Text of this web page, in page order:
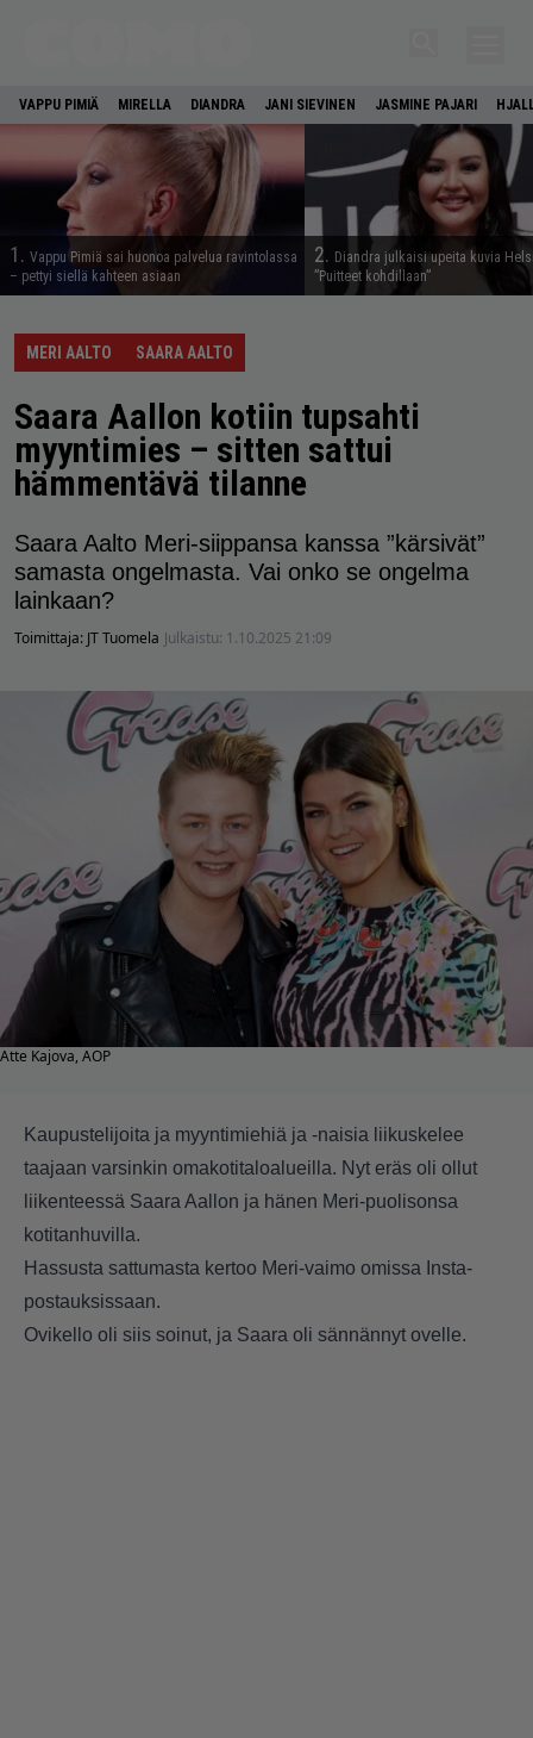
VAPPU PIMIÄ MIRELLA DIANDRA JANI SIEVINEN JASMINE PAJARI
1. Vappu Pimiä sai huonoa palvelua ravintolassa
– pettyi siellä kahteen asiaan
2. Diandra julkaisi upeita kuvia
”Puitteet kohdillaan”
MERI AALTO SAARA AALTO
Saara Aallon kotiin tupsahti
myyntimies – sitten sattui
hämmentävä tilanne
Saara Aalto Meri-siippansa kanssa ”kärsivät”
samasta ongelmasta. Vai onko se ongelma
lainkaan?
Toimittaja: JT Tuomela Julkaistu: 1.10.2025 21:09
Atte Kajova, AOP
Kaupustelijoita ja myyntimiehiä ja -naisia liikuskelee
taajaan varsinkin omakotitaloalueilla. Nyt eräs oli ollut
liikenteessä Saara Aallon ja hänen Meri-puolisonsa
kotitanhuvilla.
Hassusta sattumasta kertoo Meri-vaimo omissa Insta-
postauksissaan.
Ovikello oli siis soinut, ja Saara oli sännännyt ovelle.